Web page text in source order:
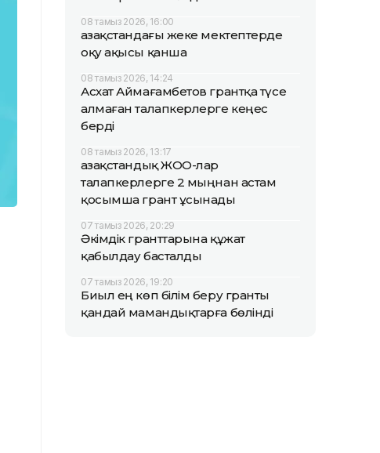
08 тамыз 2026, 16:00
Қазақстандағы жеке мектептерде
оқу ақысы қанша
08 тамыз 2026, 14:24
Асхат Аймағамбетов грантқа түсе
алмаған талапкерлерге кеңес
берді
08 тамыз 2026, 13:17
Қазақстандық ЖОО-лар
талапкерлерге 2 мыңнан астам
қосымша грант ұсынады
07 тамыз 2026, 20:29
Әкімдік гранттарына құжат
қабылдау басталды
07 тамыз 2026, 19:20
Биыл ең көп білім беру гранты
қандай мамандықтарға бөлінді